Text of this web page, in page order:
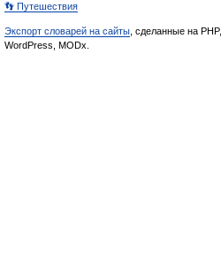
👣 Путешествия
Экспорт словарей на сайты , сделанные на PHP,
WordPress, MODx.